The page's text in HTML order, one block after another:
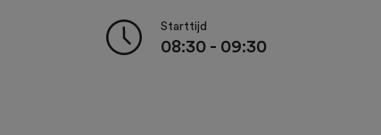
Starttijd
08:30 - 09:30